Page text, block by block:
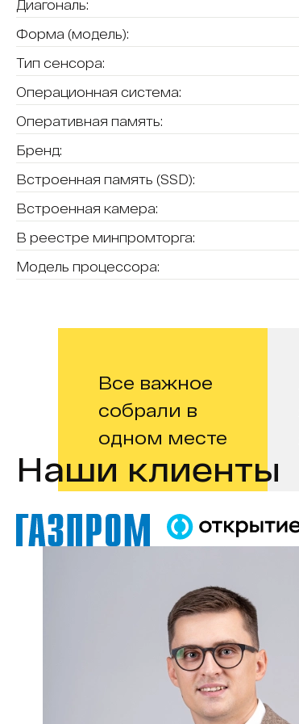
Диагональ:
Форма (модель):
Тип сенсора:
Операционная система:
Оперативная память:
Бренд:
Встроенная память (SSD):
Встроенная камера:
В реестре минпромторга:
Модель процессора:
Все важное
собрали в
одном месте
Наши клиенты